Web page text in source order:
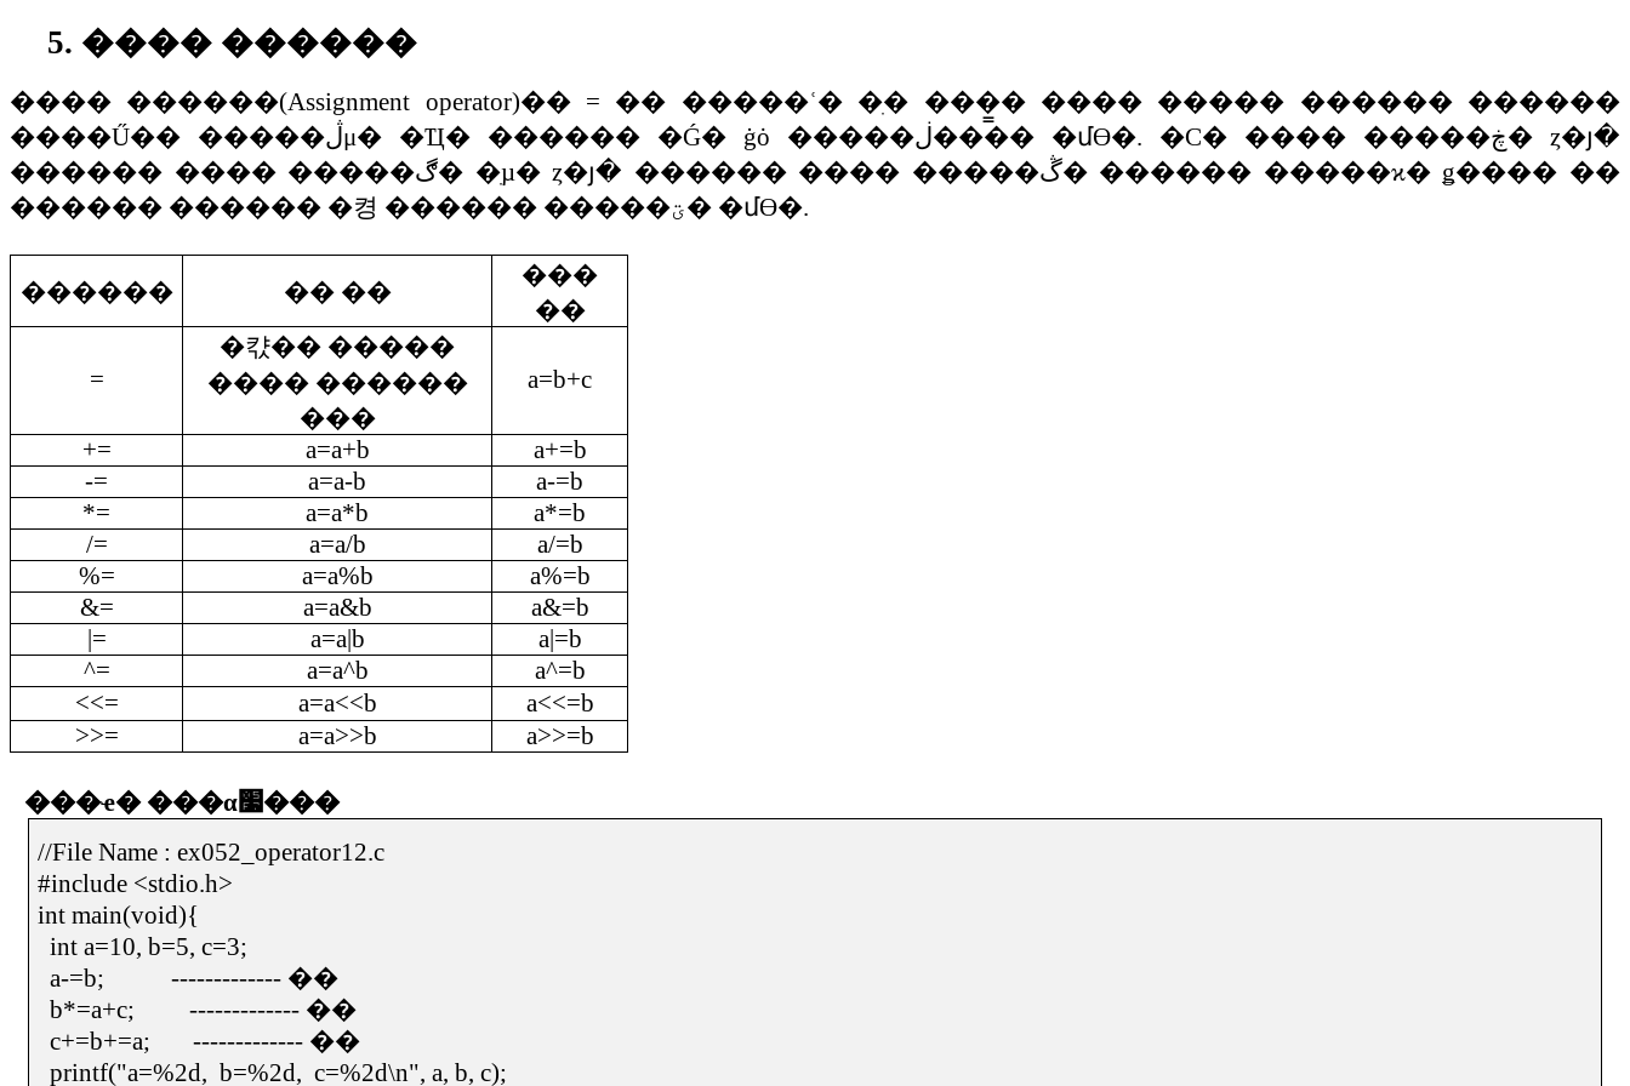
5. ���� ������
���� ������(Assignment operator)��= �� �����ʿ� �ִ� ���̳� ���� ����� ������ ������
����Ű��
�����ڷμ� �Ҵ� ������ �Ǵ� ġȯ �����ڶ���� �մϴ�. �Ϲ� ���� �����ڿ� ȥ�յ�
������ ���� �����ڰ� �ִµ� ȥ�յ� ������ ���� �����ڴ� ������ �����ϰ� ǥ���� ��
������ ������ �켱 ������ �����ؾ� �մϴ�.
������ �� ��
���
��
=
�캯�� �����
���� ������
���
a=b+c
+= a=a+b
a+=b
-=
a=a-b
a-=b
*=
a=a*b
a*=b
/=
a=a/b
a/=b
%=
a=a%b
a%=b
&=
a=a&b
a&=b
|=
a=a|b
a|=b
^=
a=a^b
a^=b
<<=
a=a<<b
a<<=b
>>=
a=a>>b a>>=b
���ҽ�
���α׷���
//File Name : ex052_operator12.c
#include <stdio.h>
int main(void){
int a=10, b=5, c=3;
a-=b;
------------- ��
b*=a+c;
------------- ��
c+=b+=a;
------------- ��
printf("a=%2d, b=%2d, c=%2d\n", a, b, c);